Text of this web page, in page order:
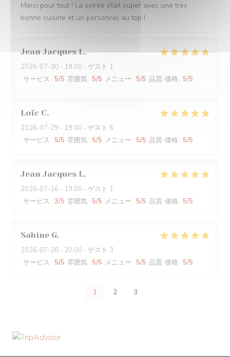
Merci pour tout ! La soirée était super avec une très
bonne cuisine et un personnel au top !
Jean Jacques L
2026-07-30 - 19:00 - ゲスト 1
サービス : 5/5 雰囲気 : 5/5 メニュー : 5/5 品質-価格 : 5/5
Loïc C
2026-07-29 - 19:00 - ゲスト 6
サービス : 5/5 雰囲気 : 5/5 メニュー : 5/5 品質-価格 : 5/5
Jean Jacques L
2026-07-16 - 19:00 - ゲスト 1
サービス : 3/5 雰囲気 : 5/5 メニュー : 5/5 品質-価格 : 5/5
Sabine G
2026-07-28 - 20:00 - ゲスト 3
サービス : 5/5 雰囲気 : 5/5 メニュー : 5/5 品質-価格 : 5/5
1 2 3